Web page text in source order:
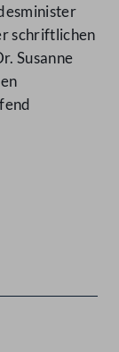
schriftlichen
Susanne